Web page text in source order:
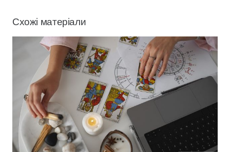
Схожі матеріали